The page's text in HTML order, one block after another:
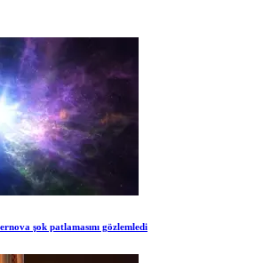
şok patlamasını gözlemledi